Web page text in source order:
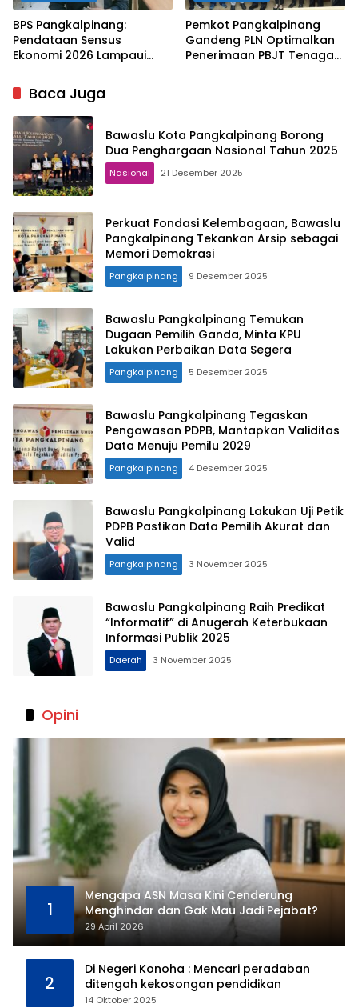
BPS Pangkalpinang:
Pendataan Sensus
Ekonomi 2026 Lampaui
85 Persen
Pemkot Pangkalpinang
Gandeng PLN Optimalkan
Penerimaan PBJT Tenaga
Baca Juga
Bawaslu Kota Pangkalpinang Borong
Dua Penghargaan Nasional Tahun 2025
Nasional 21 Desember 2025
Perkuat Fondasi Kelembagaan, Bawaslu
Pangkalpinang Tekankan Arsip sebagai
Memori Demokrasi
Pangkalpinang 9 Desember 2025
Bawaslu Pangkalpinang Temukan
Dugaan Pemilih Ganda, Minta KPU
Lakukan Perbaikan Data Segera
Pangkalpinang 5 Desember 2025
Bawaslu Pangkalpinang Tegaskan
Pengawasan PDPB, Mantapkan Validitas
Data Menuju Pemilu 2029
Pangkalpinang 4 Desember 2025
Bawaslu Pangkalpinang Lakukan Uji Petik
PDPB Pastikan Data Pemilih Akurat dan
Valid
Pangkalpinang 3 November 2025
Bawaslu Pangkalpinang Raih Predikat
“Informatif” di Anugerah Keterbukaan
Informasi Publik 2025
Daerah 3 November 2025
Opini
1
Mengapa ASN Masa Kini Cenderung
Menghindar dan Gak Mau Jadi Pejabat?
29 April 2026
2
Di Negeri Konoha : Mencari peradaban
ditengah kekosongan pendidikan
14 Oktober 2025